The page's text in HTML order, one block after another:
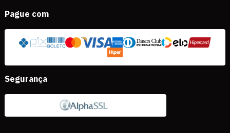
Pague com
Segurança